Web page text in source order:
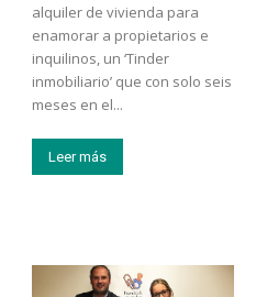
alquiler de vivienda para
enamorar a propietarios e
inquilinos, un ‘Tinder
inmobiliario’ que con solo seis
meses en el...
Leer más